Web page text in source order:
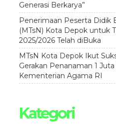
Generasi Berkarya”
Penerimaan Peserta Didik
(MTsN) Kota Depok untuk
2025/2026 Telah diBuka
MTsN Kota Depok Ikut
Gerakan Penanaman 1
Kementerian Agama RI
Kategori